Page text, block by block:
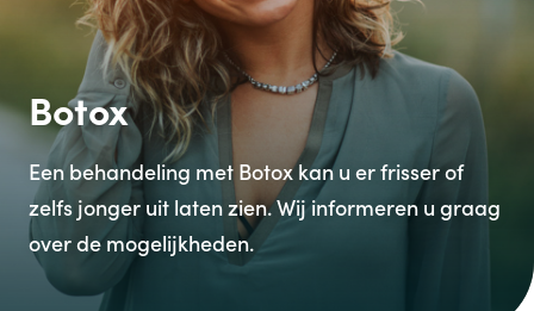
Botox
Een behandeling met Botox kan u er frisser of
zelfs jonger uit laten zien. Wij informeren u graag
over de mogelijkheden.